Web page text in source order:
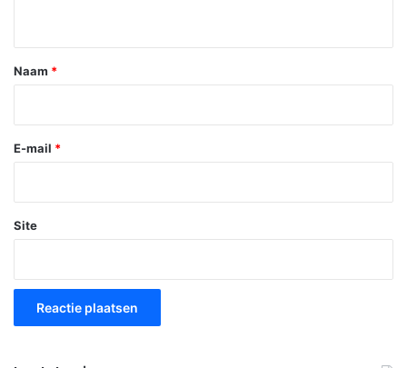
*
Naam *
E-mail *
Site